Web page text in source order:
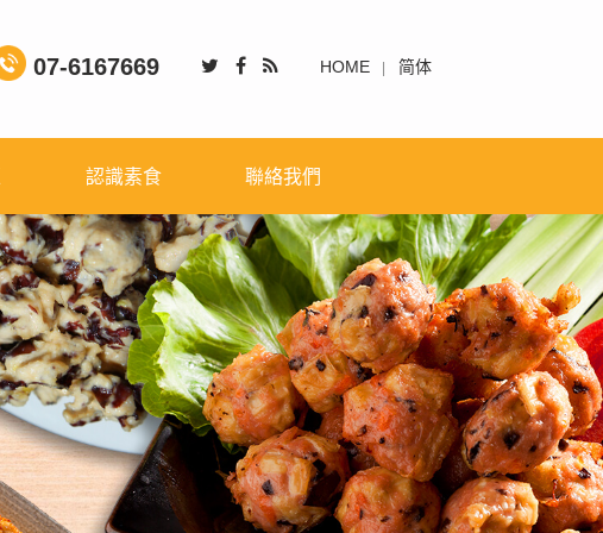
HOME 简体
07-6167669
認識素食 聯絡我們